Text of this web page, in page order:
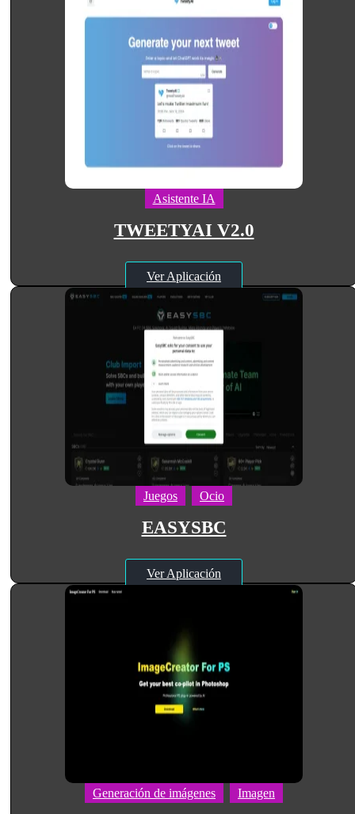
Asistente IA
TWEETYAI V2.0
Ver Aplicación
Juegos Ocio
EASYSBC
Ver Aplicación
Generación de imágenes Imagen